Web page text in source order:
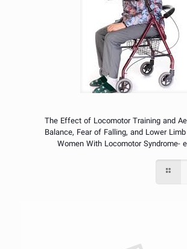
The Effect of Locomotor Training and
Balance, Fear of Falling, and Lower
Women With Locomotor Syndrome-